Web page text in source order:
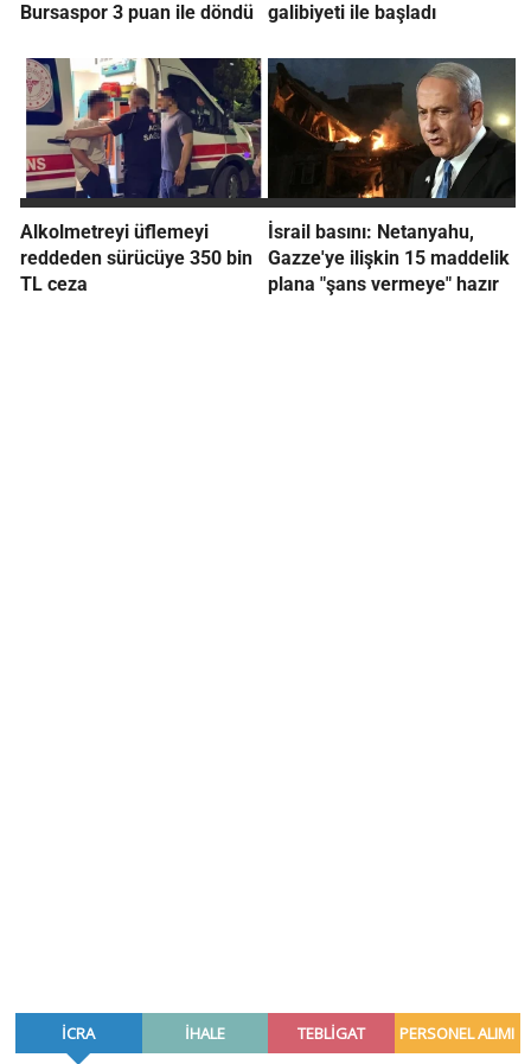
Bursaspor 3 puan ile döndü
galibiyeti ile başladı
Alkolmetreyi üflemeyi
reddeden sürücüye 350 bin
TL ceza
İsrail basını: Netanyahu,
Gazze'ye ilişkin 15 maddelik
plana "şans vermeye" hazır